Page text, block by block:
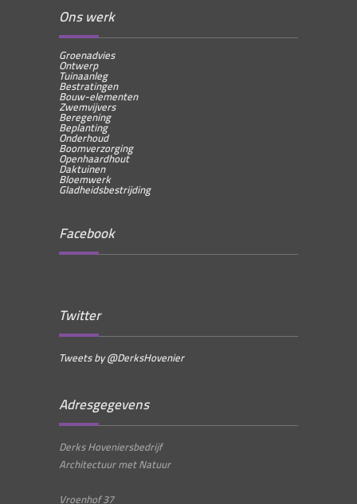
Ons werk
Groenadvies
Ontwerp
Tuinaanleg
Bestratingen
Bouw-elementen
Zwemvijvers
Beregening
Beplanting
Onderhoud
Boomverzorging
Openhaardhout
Daktuinen
Bloemwerk
Gladheidsbestrijding
Facebook
Twitter
Tweets by @DerksHovenier
Adresgegevens
Derks Hoveniersbedrijf
Architectuur met Natuur
Vroenhof 37